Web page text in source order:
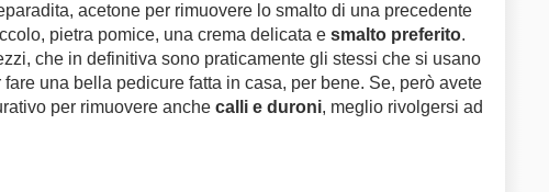
acetone per rimuovere lo smalto di una precedente
pietra pomice, una crema delicata e smalto preferito.
che in definitiva sono praticamente gli stessi che si usano
una bella pedicure fatta in casa, per bene. Se, però avete
per rimuovere anche calli e duroni, meglio rivolgersi ad